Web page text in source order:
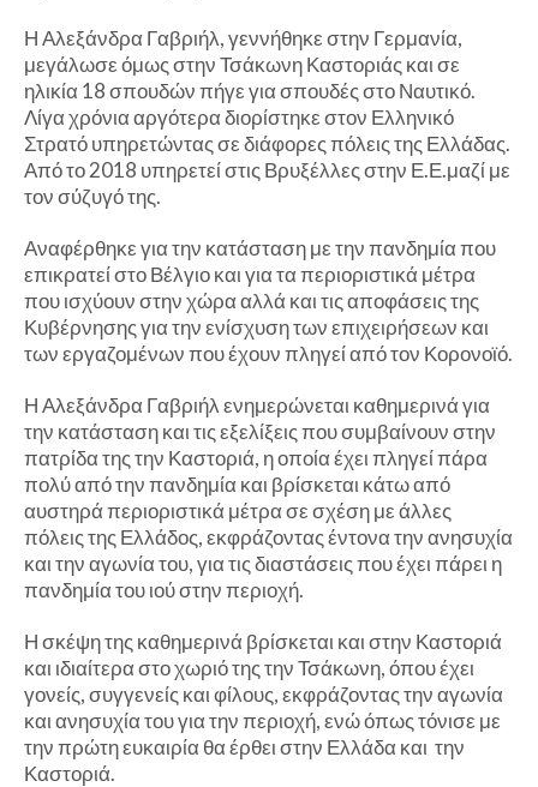
Η Αλεξάνδρα Γαβριήλ, γεννήθηκε στην Γερμανία,
μεγάλωσε όμως στην Τσάκωνη Καστοριάς και σε
ηλικία 18 σπουδών πήγε για σπουδές στο Ναυτικό.
Λίγα χρόνια αργότερα διορίστηκε στον Ελληνικό
Στρατό υπηρετώντας σε διάφορες πόλεις της Ελλάδας.
Από το 2018 υπηρετεί στις Βρυξέλλες στην Ε.Ε.μαζί με
τον σύζυγό της.
Αναφέρθηκε για την κατάσταση με την πανδημία που
επικρατεί στο Βέλγιο και για τα περιοριστικά μέτρα
που ισχύουν στην χώρα αλλά και τις αποφάσεις της
Κυβέρνησης για την ενίσχυση των επιχειρήσεων και
των εργαζομένων που έχουν πληγεί από τον Κορονοϊό.
Η Αλεξάνδρα Γαβριήλ ενημερώνεται καθημερινά για
την κατάσταση και τις εξελίξεις που συμβαίνουν στην
πατρίδα της την Καστοριά, η οποία έχει πληγεί πάρα
πολύ από την πανδημία και βρίσκεται κάτω από
αυστηρά περιοριστικά μέτρα σε σχέση με άλλες
πόλεις της Ελλάδος, εκφράζοντας έντονα την ανησυχία
και την αγωνία του, για τις διαστάσεις που έχει πάρει η
πανδημία του ιού στην περιοχή.
Η σκέψη της καθημερινά βρίσκεται και στην Καστοριά
και ιδιαίτερα στο χωριό της την Τσάκωνη, όπου έχει
γονείς, συγγενείς και φίλους, εκφράζοντας την αγωνία
και ανησυχία του για την περιοχή, ενώ όπως τόνισε με
την πρώτη ευκαιρία θα έρθει στην Ελλάδα και την
Καστοριά.